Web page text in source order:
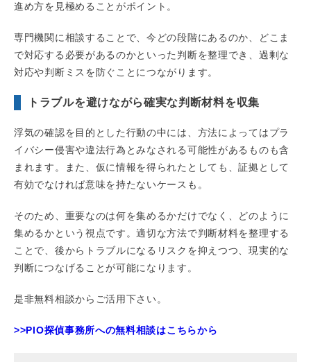
進め方を見極めることがポイント。
専門機関に相談することで、今どの段階にあるのか、どこま
で対応する必要があるのかといった判断を整理でき、過剰な
対応や判断ミスを防ぐことにつながります。
トラブルを避けながら確実な判断材料を収集
浮気の確認を目的とした行動の中には、方法によってはプラ
イバシー侵害や違法行為とみなされる可能性があるものも含
まれます。また、仮に情報を得られたとしても、証拠として
有効でなければ意味を持たないケースも。
そのため、重要なのは何を集めるかだけでなく、どのように
集めるかという視点です。適切な方法で判断材料を整理する
ことで、後からトラブルになるリスクを抑えつつ、現実的な
判断につなげることが可能になります。
是非無料相談からご活用下さい。
>>PIO探偵事務所への無料相談はこちらから